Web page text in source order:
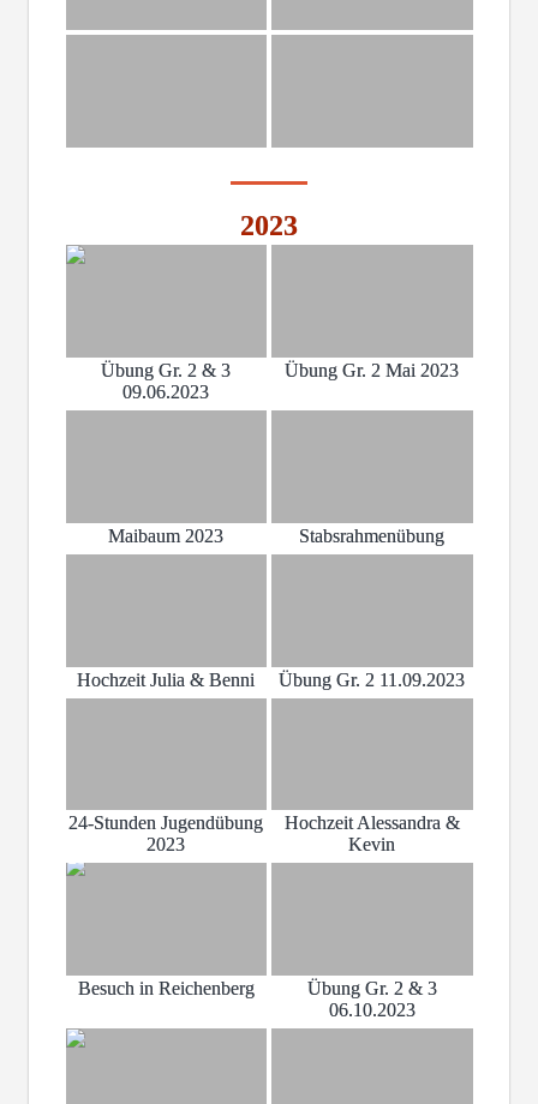
2023
Übung Gr. 2 & 3
09.06.2023
Übung Gr. 2 Mai 2023
Maibaum 2023 Stabsrahmenübung
Hochzeit Julia & Benni Übung Gr. 2 11.09.2023
24-Stunden Jugendübung
2023
Hochzeit Alessandra &
Kevin
Besuch in Reichenberg
Übung Gr. 2 & 3
06.10.2023